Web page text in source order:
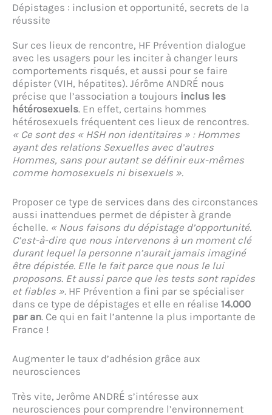
Dépistages : inclusion et opportunité, secrets de la
réussite
Sur ces lieux de rencontre, HF Prévention dialogue
avec les usagers pour les inciter à changer leurs
comportements risqués, et aussi pour se faire
dépister (VIH, hépatites). Jérôme ANDRÉ nous
précise que l’association a toujours inclus les
hétérosexuels. En effet, certains hommes
hétérosexuels fréquentent ces lieux de rencontres.
« Ce sont des « HSH non identitaires » : Hommes
ayant des relations Sexuelles avec d’autres
Hommes, sans pour autant se définir eux-mêmes
comme homosexuels ni bisexuels ».
Proposer ce type de services dans des circonstances
aussi inattendues permet de dépister à grande
échelle. « Nous faisons du dépistage d’opportunité.
C’est-à-dire que nous intervenons à un moment clé
durant lequel la personne n’aurait jamais imaginé
être dépistée. Elle le fait parce que nous le lui
proposons. Et aussi parce que les tests sont rapides
et fiables ». HF Prévention a fini par se spécialiser
dans ce type de dépistages et elle en réalise 14.000
par an. Ce qui en fait l’antenne la plus importante de
France !
Augmenter le taux d’adhésion grâce aux
neurosciences
Très vite, Jerôme ANDRÉ s’intéresse aux
neurosciences pour comprendre l’environnement